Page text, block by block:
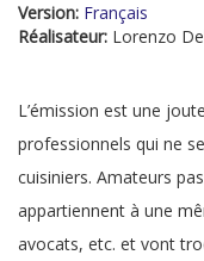
Version: Français
Réalisateur: Lorenzo
L’émission est une
professionnels qui ne
cuisiniers. Amateurs
appartiennent à une
avocats, etc. et vont